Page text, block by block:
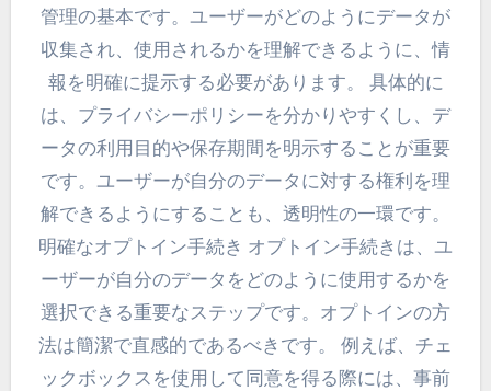
管理の基本です。ユーザーがどのようにデータが
収集され、使用されるかを理解できるように、情
報を明確に提示する必要があります。 具体的に
は、プライバシーポリシーを分かりやすくし、デ
ータの利用目的や保存期間を明示することが重要
です。ユーザーが自分のデータに対する権利を理
解できるようにすることも、透明性の一環です。
明確なオプトイン手続き オプトイン手続きは、ユ
ーザーが自分のデータをどのように使用するかを
選択できる重要なステップです。オプトインの方
法は簡潔で直感的であるべきです。 例えば、チェ
ックボックスを使用して同意を得る際には、事前